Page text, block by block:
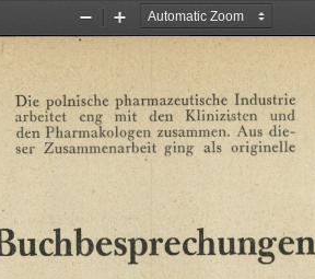
Zoom
Zoom
Die polnische pharmazeutische Industrie
arbeitet eng mit den Klinizisten und
den Pharmakologen zusammen. Aus die¬
ser Zusammenarbeit ging als originelle
Buchbesprechungen